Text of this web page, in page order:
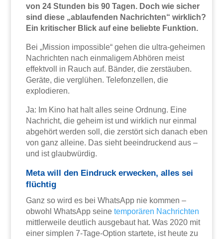
von 24 Stunden bis 90 Tagen. Doch wie sicher
sind diese „ablaufenden Nachrichten“ wirklich?
Ein kritischer Blick auf eine beliebte Funktion.
Bei „Mission impossible“ gehen die ultra-geheimen
Nachrichten nach einmaligem Abhören meist
effektvoll in Rauch auf. Bänder, die zerstäuben.
Geräte, die verglühen. Telefonzellen, die
explodieren.
Ja: Im Kino hat halt alles seine Ordnung. Eine
Nachricht, die geheim ist und wirklich nur einmal
abgehört werden soll, die zerstört sich danach eben
von ganz alleine. Das sieht beeindruckend aus –
und ist glaubwürdig.
Meta will den Eindruck erwecken, alles sei
flüchtig
Ganz so wird es bei WhatsApp nie kommen –
obwohl WhatsApp seinetemporären Nachrichten
mittlerweile deutlich ausgebaut hat. Was 2020 mit
einer simplen 7-Tage-Option startete, ist heute zu